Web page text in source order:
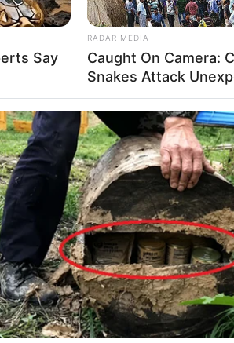
Say
RADAR MEDIA
Caught On Camera:
Snakes Attack